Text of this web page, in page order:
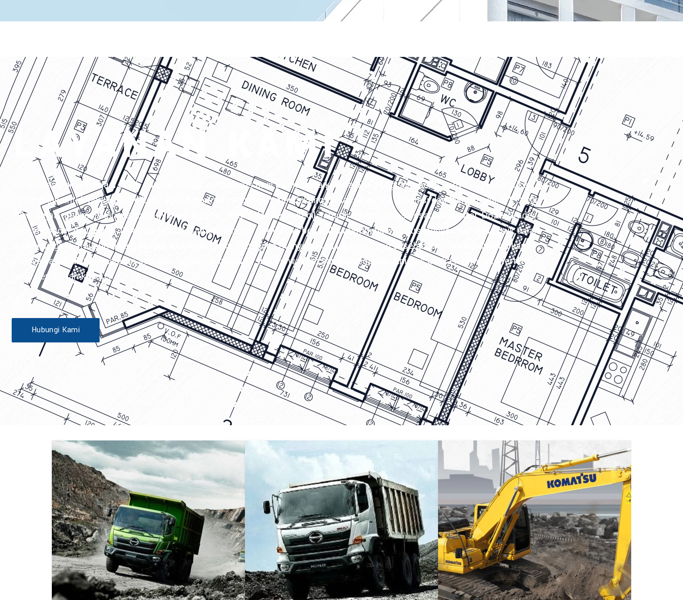
LAYANAN KAMI
Penyewaan alat menjadi salah satu alternatif yang bagus bagi bisnis anda karena biaya bagi alat berat hanya muncul ketika
dibutuhkan untuk berkerja dan kami adalah partner yang dapat mendukung tercapainya visi dan misi dari bisnis anda. PT Catur
Pilar Sejati menyediakan alat berat yang mumpuni , mulai dari kelas kecil sampai dengan kelas besar, Excavator, Dozer,Grader,
Wheel Loader dan Dump Truck serta alat support lainnya. Kami akan berusaha memberikan Solusi penyewaan yang baik dalam
waktu singkat ataupun dalam jangka waktu panjang. Kami juga menyediakan layanan yang di sebut Wet Rental dimana kami
menyewakan alat, perawatan standart termasuk operator dan perwakilan yang di tugaskan khusus dilokasi tambang tertentu
atau perkerjaan khusus.
Hubungi Kami
DUMP TRUCK TOOLS
HINO FM 285 JD – Euro2
Find Out More
DUMP TRUCK TOOLS
HINO FM 350 PL (Mining)
Find Out More
EXCAVATOR TOOLS
KOMATSU PC200-10M0
CE
Find Out More